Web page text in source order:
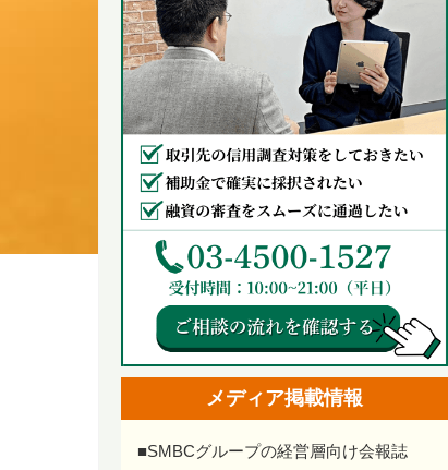
メディア掲載情報
■SMBCグループの経営層向け会報誌